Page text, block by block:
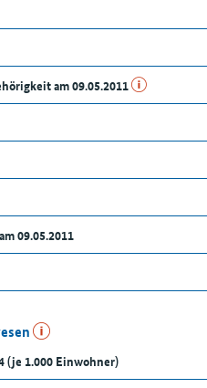
am 09.05.2011
09.05.2011
(je 1.000 Einwohner)